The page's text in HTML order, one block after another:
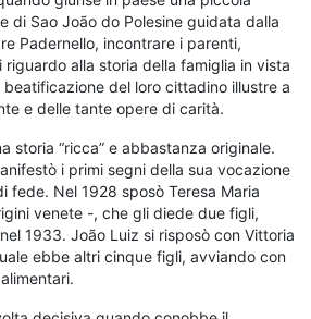
di Sao João do Polesine guidata dalla
Padernello, incontrare i parenti,
alla storia della famiglia in vista
beatificazione del loro cittadino illustre a
e delle tante opere di carità.
storia “ricca” e abbastanza originale.
i primi segni della sua vocazione
fede. Nel 1928 sposò Teresa Maria
venete -, che gli diede due figli,
1933. João Luiz si risposò con Vittoria
ebbe altri cinque figli, avviando con